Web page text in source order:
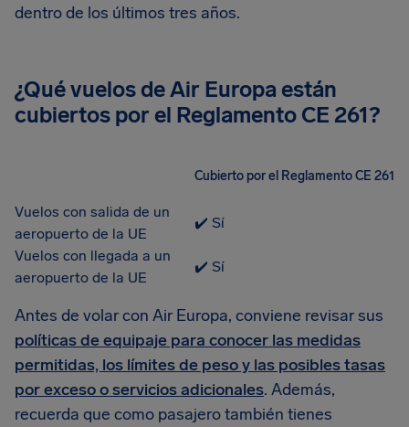
dentro de los últimos tres años.
¿Qué vuelos de Air Europa están
cubiertos por el Reglamento CE 261?
Cubierto por el Reglamento CE 261
Vuelos con salida de un
aeropuerto de la UE
✔️ Sí
Vuelos con llegada a un
aeropuerto de la UE
✔️ Sí
Antes de volar con Air Europa, conviene revisar sus
políticas de equipaje para conocer las medidas
permitidas, los límites de peso y las posibles tasas
por exceso o servicios adicionales. Además,
recuerda que como pasajero también tienes